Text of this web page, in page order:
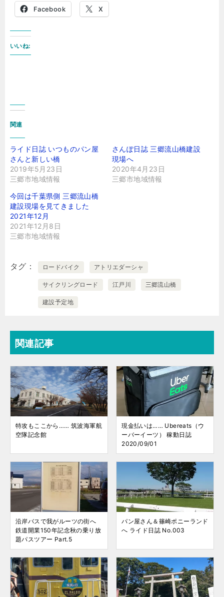
Facebook X
いいね:
関連
ライド日誌 いつものパン屋
さんと新しい橋
2019年5月23日
三郷市地域情報
さんぽ日誌 三郷流山橋建設
現場へ
2020年4月23日
三郷市地域情報
今回は千葉県側 三郷流山橋
建設現場を見てきました
2021年12月
2021年12月8日
三郷市地域情報
タグ ロードバイク アトリエダーシャ
サイクリングロード 江戸川 三郷流山橋
建設予定地
関連記事
特攻もここから…… 筑波海軍航
空隊記念館
現金払いは…… Ubereats（ウ
ーバーイーツ） 稼動日誌
2020/09/01
沿岸バスで我がルーツの街へ
鉄道開業150年記念秋の乗り放
題パスツアー Part.5
パン屋さん＆篠崎ポニーランド
へ ライド日誌 No.003